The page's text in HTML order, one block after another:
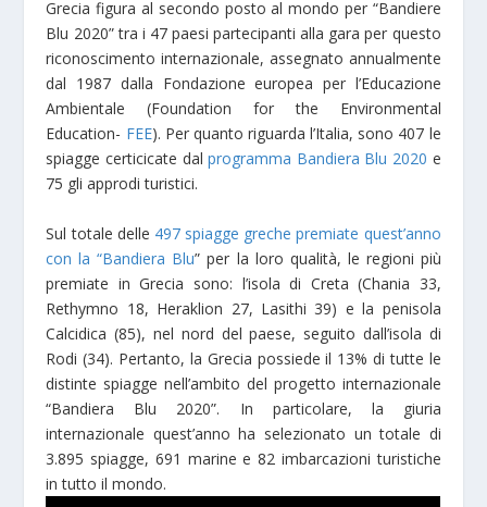
Grecia figura al secondo posto al mondo per “Bandiere
Blu 2020” tra i 47 paesi partecipanti alla gara per questo
riconoscimento internazionale, assegnato annualmente
dal 1987 dalla Fondazione europea per l’Educazione
Ambientale (Foundation for the Environmental
Education- FEE). Per quanto riguarda l’Italia, sono 407 le
spiagge certicicate dalprogramma Bandiera Blu 2020 e
75 gli approdi turistici.
Sul totale delle 497 spiagge greche premiate quest’anno
con la “Bandiera Blu” per la loro qualità, le regioni più
premiate in Grecia sono: l’isola di Creta (Chania 33,
Rethymno 18, Heraklion 27, Lasithi 39) e la penisola
Calcidica (85), nel nord del paese, seguito dall’isola di
Rodi (34). Pertanto, la Grecia possiede il 13% di tutte le
distinte spiagge nell’ambito del progetto internazionale
“Bandiera Blu 2020”. In particolare, la giuria
internazionale quest’anno ha selezionato un totale di
3.895 spiagge, 691 marine e 82 imbarcazioni turistiche
in tutto il mondo.